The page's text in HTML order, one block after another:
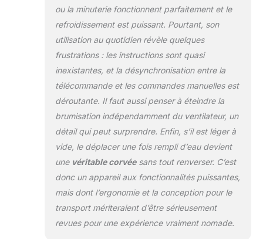
brumisateur de camping utilise une
batterie au lithium haute performance
de 20 000 mAh, qui peut fournir 5 à 7
heures (ventilateur élevé +
brumisation) ou 12 à 55 heures
(ventilateur uniquement) de temps de
fonctionnement. Le ventilateur
brumisateur est alimenté par un
moteur haute puissance avec
différents réglages de vitesse. Il offre
une sensation rafraîchissante qui a
été une bouée de sauvetage pendant
l'été étouffant, surtout lorsque vous
jouez au pickleball pendant 2 à 3
l'extérieur : il est incroyable pour les
barbecues de golf ou les fêtes en
plein air dans les climats chauds,
ou la minuterie fonctionnent parfaitement et le
refroidissement est puissant. Pourtant, son
utilisation au quotidien révèle quelques
frustrations : les instructions sont quasi
inexistantes, et la désynchronisation entre la
télécommande et les commandes manuelles est
déroutante. Il faut aussi penser à éteindre la
brumisation indépendamment du ventilateur, un
détail qui peut surprendre. Enfin, s’il est léger à
vide, le déplacer une fois rempli d’eau devient
une véritable corvéesans tout renverser. C’est
donc un appareil aux fonctionnalités puissantes,
mais dont l’ergonomie et la conception pour le
transport mériteraient d’être sérieusement
revues pour une expérience vraiment nomade.